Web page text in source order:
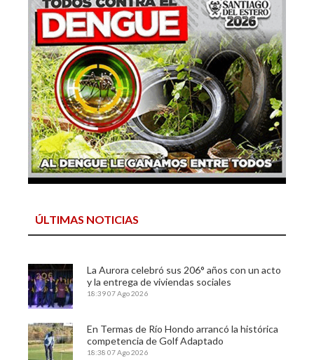
ÚLTIMAS NOTICIAS
La Aurora celebró sus 206° años con un acto
y la entrega de viviendas sociales
18:3907 Ago 2026
En Termas de Río Hondo arrancó la histórica
competencia de Golf Adaptado
18:38 07 Ago 2026